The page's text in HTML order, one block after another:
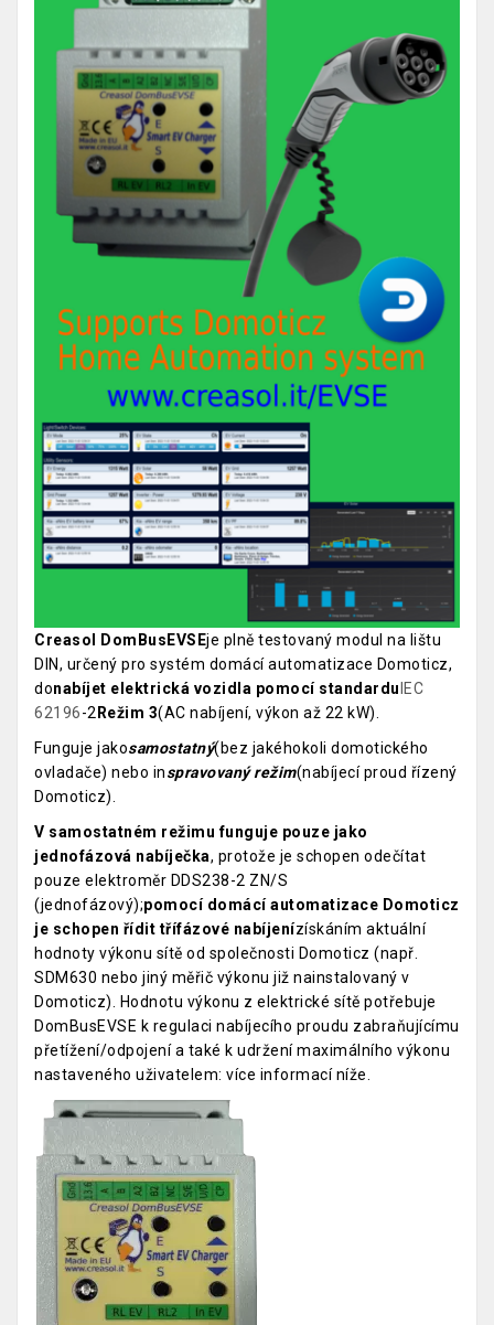
Creasol DomBusEVSEje plně testovaný modul na lištu
DIN, určený pro systém domácí automatizace Domoticz,
donabíjet elektrická vozidla pomocí standardu IEC
62196-2 Režim 3(AC nabíjení, výkon až 22 kW).
Funguje jakosamostatný(bez jakéhokoli domotického
ovladače) nebo inspravovaný režim(nabíjecí proud řízený
Domoticz).
V samostatném režimu funguje pouze jako
jednofázová nabíječka, protože je schopen odečítat
pouze elektroměr DDS238-2 ZN/S
(jednofázový);pomocí domácí automatizace Domoticz
je schopen řídit třífázové nabíjenízískáním aktuální
hodnoty výkonu sítě od společnosti Domoticz (např.
SDM630 nebo jiný měřič výkonu již nainstalovaný v
Domoticz). Hodnotu výkonu z elektrické sítě potřebuje
DomBusEVSE k regulaci nabíjecího proudu zabraňujícímu
přetížení/odpojení a také k udržení maximálního výkonu
nastaveného uživatelem: více informací níže.